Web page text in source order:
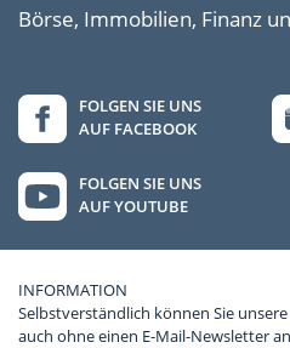
Börse, Immobilien, Finanz
FOLGEN SIE UNS
AUF FACEBOOK
FOLGEN SIE UNS
AUF YOUTUBE
INFORMATION
Selbstverständlich können Sie
auch ohne einen E-Mail-Newsletter